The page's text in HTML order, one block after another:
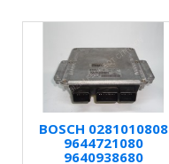
BOSCH 0281010808
9644721080
9640938680